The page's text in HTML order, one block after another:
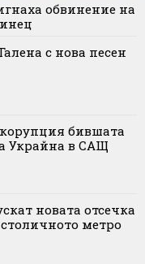
обвинение на
с нова песен
корупция бившата
Украйна в САЩ
новата отсечка
метро